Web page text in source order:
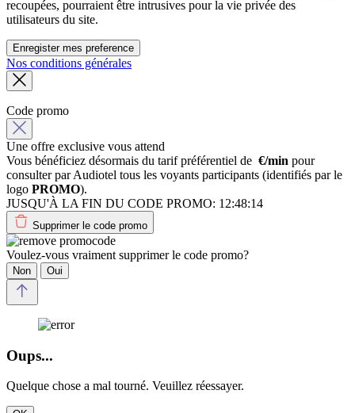
recoupées, pourraient être intrusives pour la vie privée des
utilisateurs du site.
Enregister mes preference
Nos conditions générales
Code promo
Une offre exclusive vous attend
Vous bénéficiez désormais du tarif préférentiel de €/min pour
consulter par Audiotel tous les voyants participants (identifiés par le
logo PROMO).
JUSQU'À LA FIN DU CODE PROMO: 12:48:14
Supprimer le code promo
Voulez-vous vraiment supprimer le code promo?
Non Oui
Oups...
Quelque chose a mal tourné. Veuillez réessayer.